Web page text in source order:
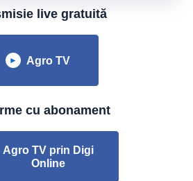
live gratuită
► Agro TV
cu abonament
Agro TV prin Digi
Online